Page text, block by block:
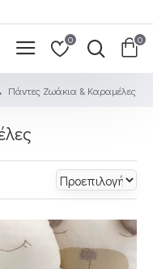
0 0
Πάντες Ζωάκια & Καραμέλες